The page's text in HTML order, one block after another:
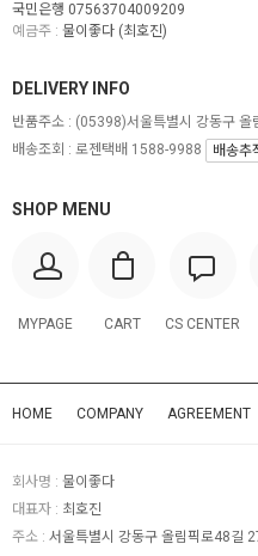
국민은행 07563704009209
예금주 : 물이좋다 (최호진)
SHOP MENU
MYPAGE CART CS CENTER
DELIVERY INFO
반품주소 : (05398)서울특별시 강동구
배송조회 : 로젠택배 1588-9988
배송추
HOME COMPANY AGREEMENT
회사명 : 물이좋다
대표자 : 최호진
주소 : 서울특별시 강동구 올림픽로48길